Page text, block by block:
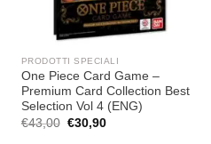
PRODOTTI SPECIALI
One Piece Card Game –
Premium Card Collection Best
Selection Vol 4 (ENG)
€43,00 Il
prezzo
€30,90Il